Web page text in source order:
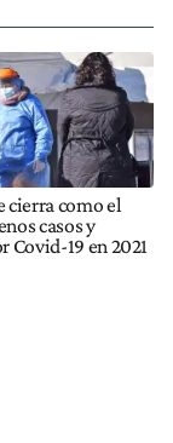
cierra como el
casos y
Covid-19 en 2021